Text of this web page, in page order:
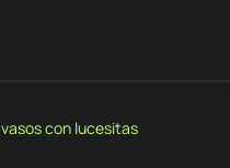
6 Chupitos vasos con lucesitas